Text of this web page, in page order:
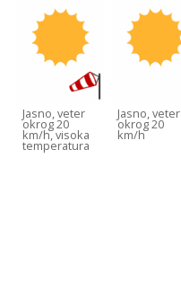
Jasno, veter
okrog 20
km/h, visoka
temperatura
Jasno, veter
okrog 20
km/h